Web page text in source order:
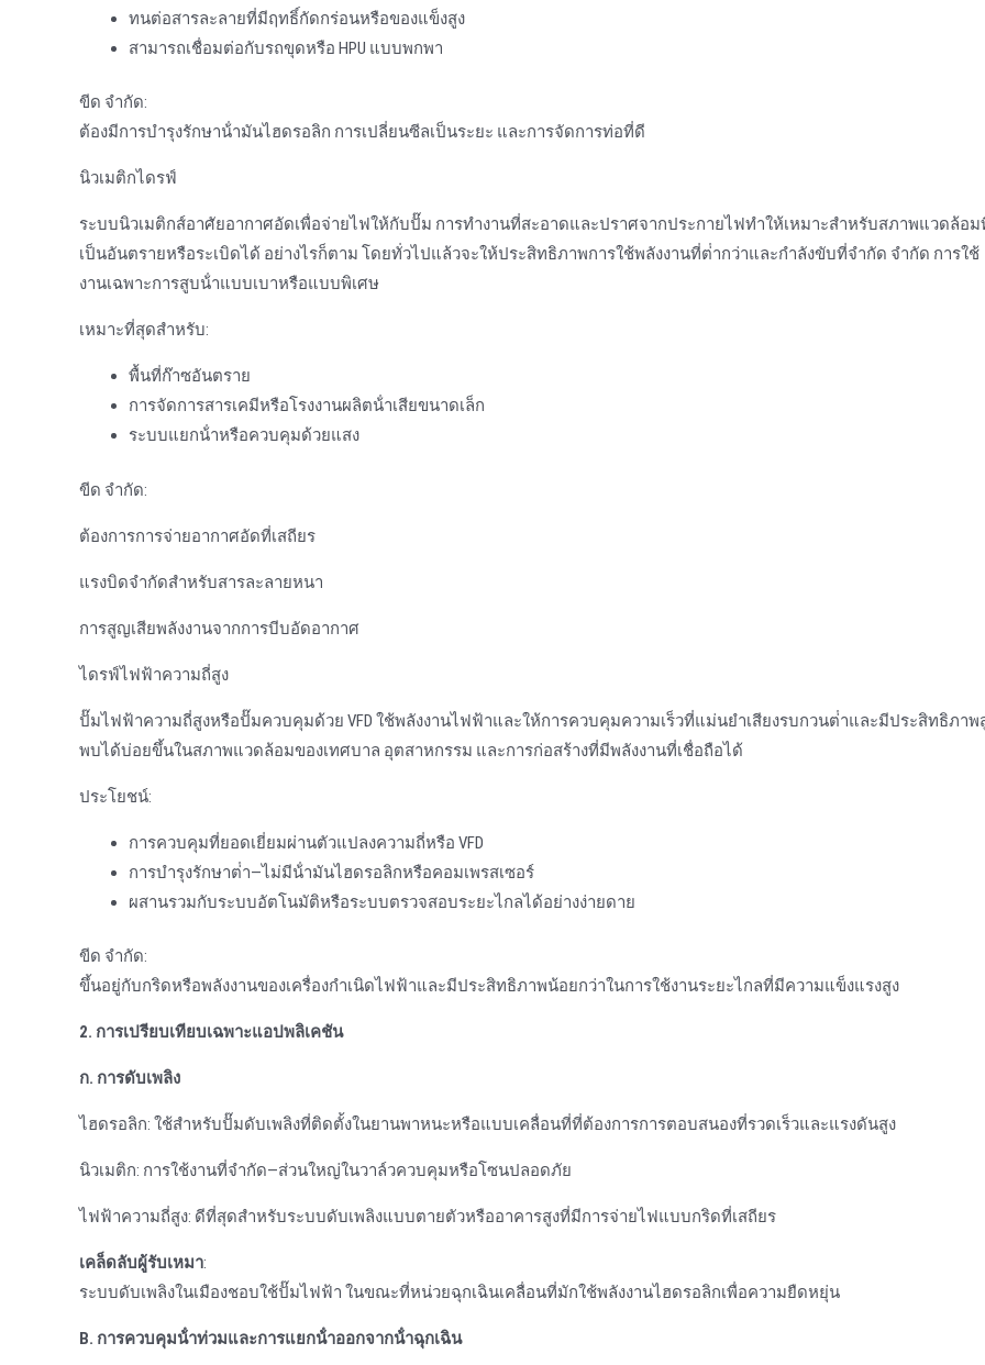
ทนต่อสารละลายที่มีฤทธิ์กัดกร่อนหรือของแข็งสูง
สามารถเชื่อมต่อกับรถขุดหรือ HPU แบบพกพา
ขีด จำกัด:
ต้องมีการบํารุงรักษาน้ํามันไฮดรอลิก การเปลี่ยนซีลเป็นระยะ และการจัดการท่อที่ดี
นิวเมติกไดรฟ์
ระบบนิวเมติกส์อาศัยอากาศอัดเพื่อจ่ายไฟให้กับปั๊ม การทํางานที่สะอาดและปราศจากประกายไฟทําให้เหมาะสําหรับสภาพแวดล้อม
เป็นอันตรายหรือระเบิดได้ อย่างไรก็ตาม โดยทั่วไปแล้วจะให้ประสิทธิภาพการใช้พลังงานที่ต่ํากว่าและกําลังขับที่จํากัด จํากัด การใช้
งานเฉพาะการสูบน้ําแบบเบาหรือแบบพิเศษ
เหมาะที่สุดสําหรับ:
พื้นที่ก๊าซอันตราย
การจัดการสารเคมีหรือโรงงานผลิตน้ําเสียขนาดเล็ก
ระบบแยกน้ําหรือควบคุมด้วยแสง
ขีด จำกัด:
ต้องการการจ่ายอากาศอัดที่เสถียร
แรงบิดจํากัดสําหรับสารละลายหนา
การสูญเสียพลังงานจากการบีบอัดอากาศ
ไดรฟ์ไฟฟ้าความถี่สูง
ปั๊มไฟฟ้าความถี่สูงหรือปั๊มควบคุมด้วย VFD ใช้พลังงานไฟฟ้าและให้การควบคุมความเร็วที่แม่นยําเสียงรบกวนต่ําและมีประสิทธิภาพ
พบได้บ่อยขึ้นในสภาพแวดล้อมของเทศบาล อุตสาหกรรม และการก่อสร้างที่มีพลังงานที่เชื่อถือได้
ประโยชน์:
การควบคุมที่ยอดเยี่ยมผ่านตัวแปลงความถี่หรือ VFD
การบํารุงรักษาต่ํา—ไม่มีน้ํามันไฮดรอลิกหรือคอมเพรสเซอร์
ผสานรวมกับระบบอัตโนมัติหรือระบบตรวจสอบระยะไกลได้อย่างง่ายดาย
ขีด จำกัด:
ขึ้นอยู่กับกริดหรือพลังงานของเครื่องกําเนิดไฟฟ้าและมีประสิทธิภาพน้อยกว่าในการใช้งานระยะไกลที่มีความแข็งแรงสูง
2. การเปรียบเทียบเฉพาะแอปพลิเคชัน
ก. การดับเพลิง
ไฮดรอลิก: ใช้สําหรับปั๊มดับเพลิงที่ติดตั้งในยานพาหนะหรือแบบเคลื่อนที่ที่ต้องการการตอบสนองที่รวดเร็วและแรงดันสูง
นิวเมติก: การใช้งานที่จํากัด—ส่วนใหญ่ในวาล์วควบคุมหรือโซนปลอดภัย
ไฟฟ้าความถี่สูง: ดีที่สุดสําหรับระบบดับเพลิงแบบตายตัวหรืออาคารสูงที่มีการจ่ายไฟแบบกริดที่เสถียร
เคล็ดลับผู้รับเหมา:
ระบบดับเพลิงในเมืองชอบใช้ปั๊มไฟฟ้า ในขณะที่หน่วยฉุกเฉินเคลื่อนที่มักใช้พลังงานไฮดรอลิกเพื่อความยืดหยุ่น
B. การควบคุมน้ําท่วมและการแยกน้ําออกจากน้ําฉุกเฉิน